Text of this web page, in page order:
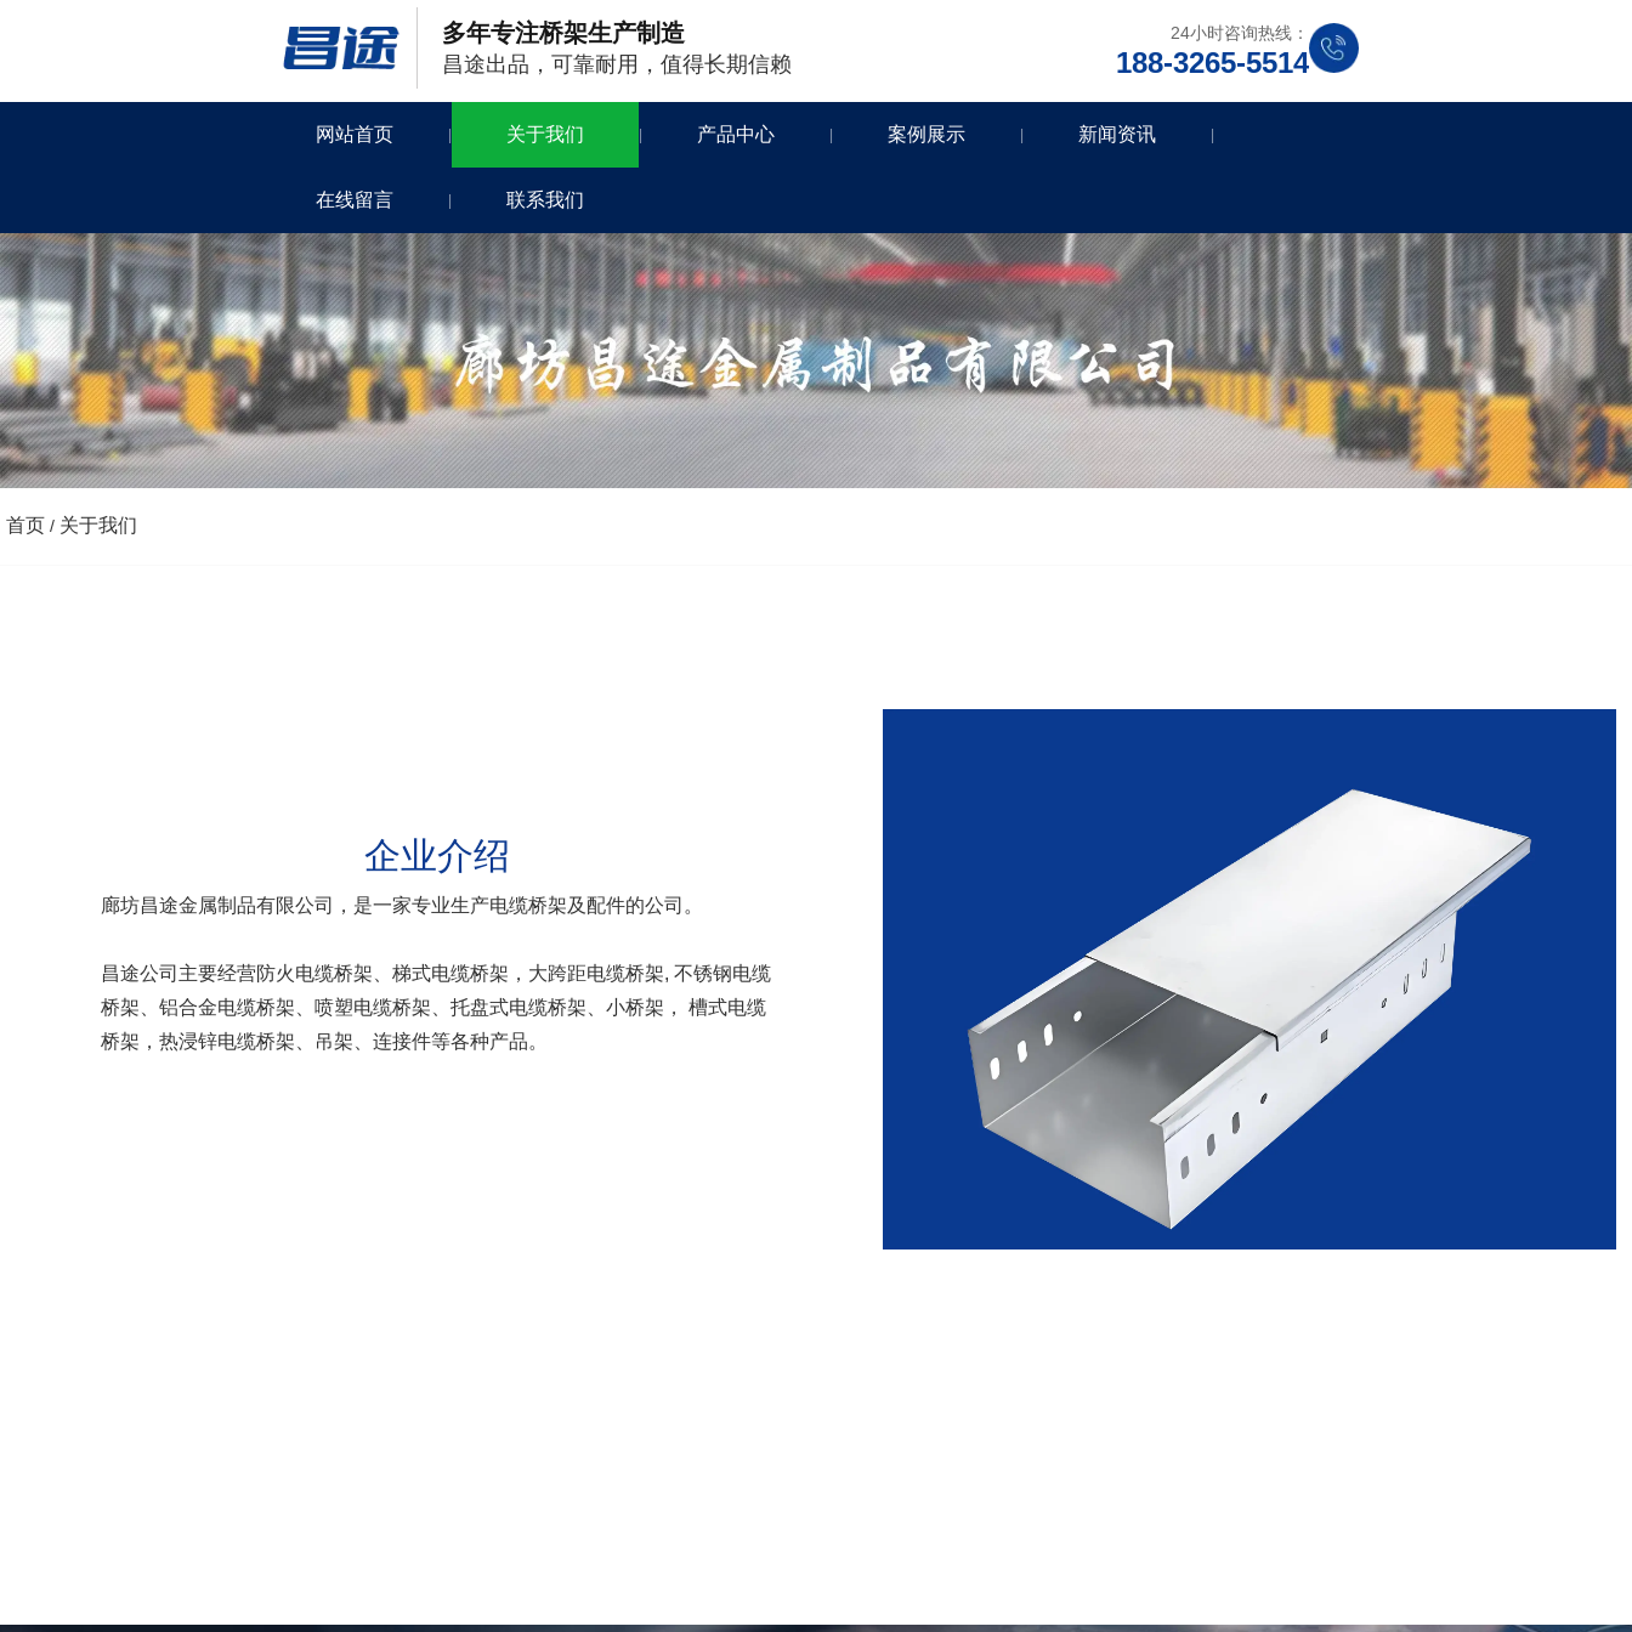
多年专注桥架生产制造
昌途出品，可靠耐用，值得长期信赖
24小时咨询热线：
188-3265-5514
网站首页 | 关于我们 | 产品中心 | 案例展示 | 新闻资讯 |
在线留言 | 联系我们
首页 / 关于我们
企业介绍
廊坊昌途金属制品有限公司，是一家专业生产电缆桥架及配件的公司。
昌途公司主要经营防火电缆桥架、梯式电缆桥架，大跨距电缆桥架, 不锈钢电缆
桥架、铝合金电缆桥架、喷塑电缆桥架、托盘式电缆桥架、小桥架， 槽式电缆
桥架，热浸锌电缆桥架、吊架、连接件等各种产品。